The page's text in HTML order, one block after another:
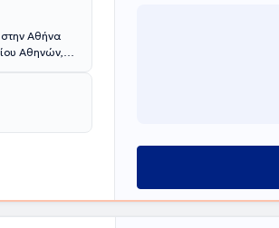
στην Αθήνα
Αθηνών,
Σχολή
-
είναι η
να
στα